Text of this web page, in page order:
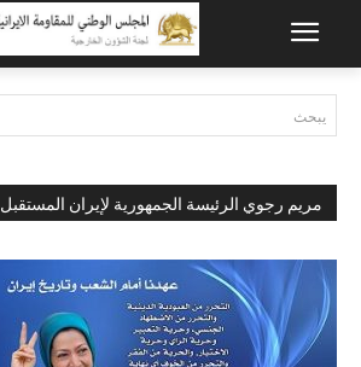
يبحث
مريم رجوي الرئيسة الجمهورية لإيران المستقبل